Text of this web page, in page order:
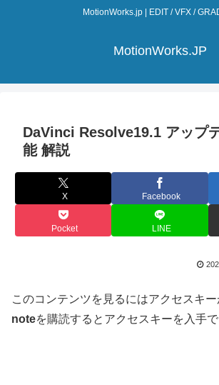
MotionWorks.jp | EDIT / VFX /
MotionWorks.JP
DaVinci Resolve19.1 アップ
能 解説
X Facebook
Pocket LINE
このコンテンツを見るにはアクセスキー
noteを購読するとアクセスキーを入手で